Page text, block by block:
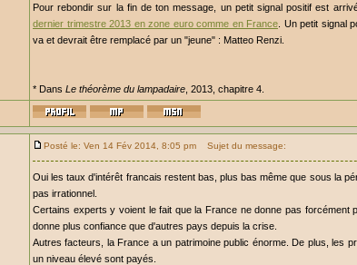
Pour rebondir sur la fin de ton message, un petit signal positif est
dernier trimestre 2013 en zone euro comme en France . Un petit signal
va et devrait être remplacé par un "jeune" : Matteo Renzi.
* Dans Le théorème du lampadaire , 2013, chapitre 4.
Posté le: Ven 14 Fév 2014, 8:05 pm Sujet du message:
Oui les taux d'intérêt francais restent bas, plus bas même que sous la
pas irrationnel.
Certains experts y voient le fait que la France ne donne pas forcément
donne plus confiance que d'autres pays depuis la crise.
Autres facteurs, la France a un patrimoine public énorme. De plus, les
un niveau élevé sont payés.